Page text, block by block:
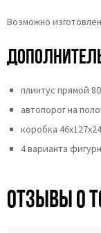
Возможно
плинтус прямой
автопорог на
коробка
4 варианта
Отзывы о